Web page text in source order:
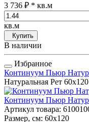
3 736 ₽ * кв.м
кв.м
Купить
В наличии
Избранное
Континуум Пьюр
Натуральная Рет 60x120
Континуум Пьюр
Артикул товара:
Размер, см: 60x120